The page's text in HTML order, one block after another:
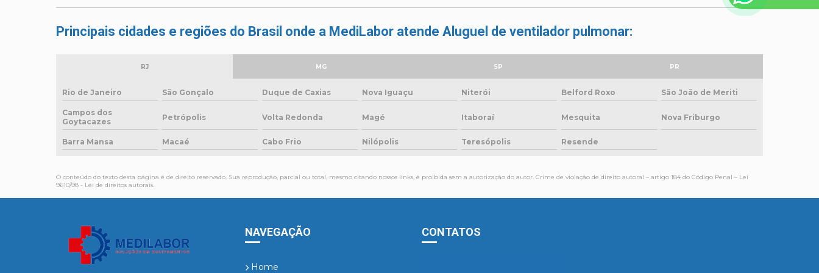
Principais cidades e regiões do Brasil onde a MediLabor atende Aluguel de ventilador pulmonar:
RJ MG SP PR
Rio de Janeiro São Gonçalo Duque de Caxias Nova Iguaçu Niterói Belford Roxo São João de Meriti
Campos dos
Goytacazes
Petrópolis Volta Redonda Magé Itaboraí Mesquita Nova Friburgo
Barra Mansa Macaé Cabo Frio Nilópolis Teresópolis Resende
O conteúdo do texto desta página é de direito reservado. Sua reprodução, parcial ou total, mesmo citando nossos links, é proibida sem a autorização do autor. Crime de violação de direito autoral – artigo 184 do Código Penal – Lei
9610/98 - Lei de direitos autorais.
NAVEGAÇÃO
Home
CONTATOS